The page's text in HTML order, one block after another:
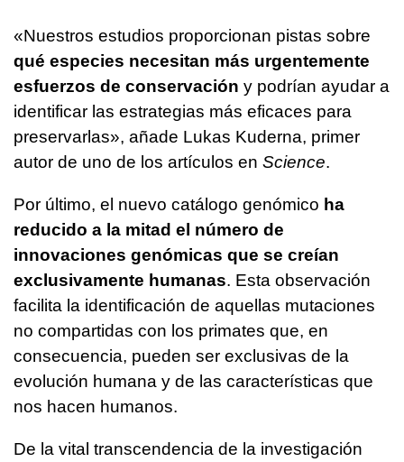
«Nuestros estudios proporcionan pistas sobre
qué especies necesitan más urgentemente
esfuerzos de conservación y podrían ayudar a
identificar las estrategias más eficaces para
preservarlas», añade Lukas Kuderna, primer
autor de uno de los artículos en Science.
Por último, el nuevo catálogo genómico ha
reducido a la mitad el número de
innovaciones genómicas que se creían
exclusivamente humanas. Esta observación
facilita la identificación de aquellas mutaciones
no compartidas con los primates que, en
consecuencia, pueden ser exclusivas de la
evolución humana y de las características que
nos hacen humanos.
De la vital transcendencia de la investigación